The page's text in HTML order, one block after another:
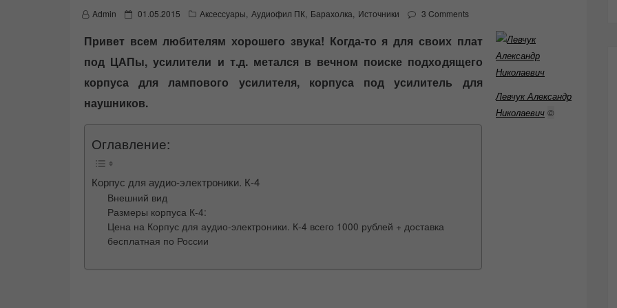
Admin
P
s
e
n
01.05.2015 Аксессуары Аудиофил ПК Барахолка Источники 3 Comments
Левчук Александр
Николаевич ©
Привет всем любителям хорошего звука! Когда-то я для своих плат
под ЦАПы, усилители и т.д. метался в вечном поиске подходящего
корпуса для лампового усилителя, корпуса под усилитель для
наушников.
Оглавление:
Корпус для аудио-электроники. К-4
Внешний вид
Размеры корпуса К-4:
Цена на Корпус для аудио-электроники. К-4 всего 1000 рублей + доставка
бесплатная по России